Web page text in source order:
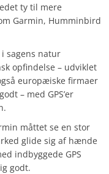
ty til mere
Garmin, Humminbird
sagens natur
opfindelse – udviklet
europæiske firmaer
– med GPS’er
måttet se en stor
glide sig af hænde
indbyggede GPS
godt.